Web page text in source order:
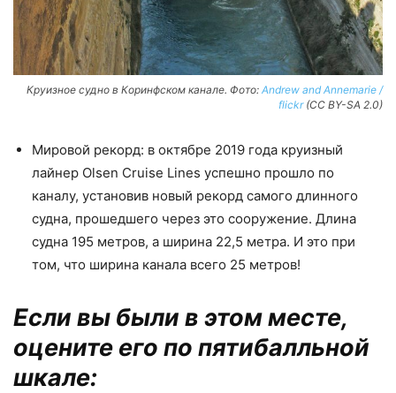
Круизное судно в Коринфском канале. Фото: Andrew and Annemarie /
flickr(CC BY-SA 2.0)
Мировой рекорд: в октябре 2019 года круизный
лайнер Olsen Cruise Lines успешно прошло по
каналу, установив новый рекорд самого длинного
судна, прошедшего через это сооружение. Длина
судна 195 метров, а ширина 22,5 метра. И это при
том, что ширина канала всего 25 метров!
Если вы были в этом месте,
оцените его по пятибалльной
шкале: